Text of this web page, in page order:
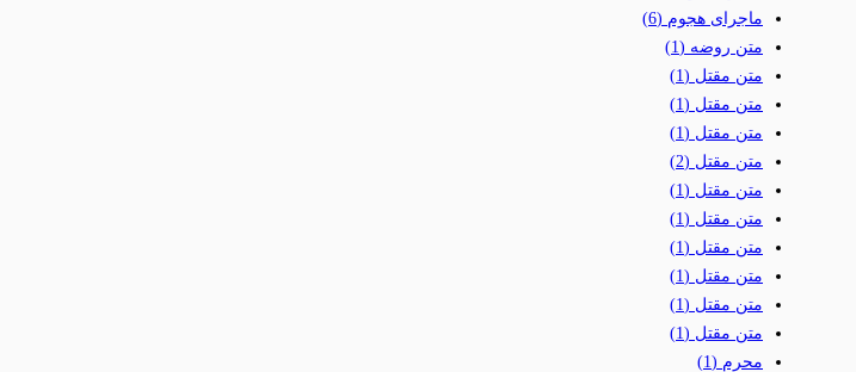
ماجرای هجوم (6)
متن روضه (1)
متن مقتل (1)
متن مقتل (1)
متن مقتل (1)
متن مقتل (2)
متن مقتل (1)
متن مقتل (1)
متن مقتل (1)
متن مقتل (1)
متن مقتل (1)
متن مقتل (1)
محرم (1)